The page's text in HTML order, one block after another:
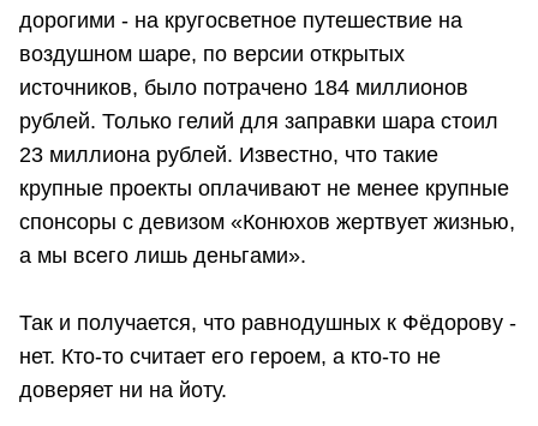
дорогими - на кругосветное путешествие на
воздушном шаре, по версии открытых
источников, было потрачено 184 миллионов
рублей. Только гелий для заправки шара стоил
23 миллиона рублей. Известно, что такие
крупные проекты оплачивают не менее крупные
спонсоры с девизом «Конюхов жертвует жизнью,
а мы всего лишь деньгами».
Так и получается, что равнодушных к Фёдорову -
нет. Кто-то считает его героем, а кто-то не
доверяет ни на йоту.